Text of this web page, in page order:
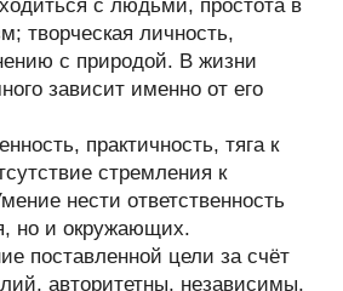
с людьми, простота в
творческая личность,
с природой. В жизни
зависит именно от его
практичность, тяга к
стремления к
нести ответственность
но и окружающих.
поставленной цели за счёт
авторитетны, независимы,